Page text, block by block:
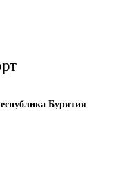
Бурятия